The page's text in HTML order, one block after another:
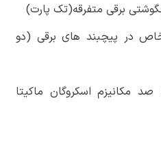
برقی متفرقه(تک پارت)
در پیچبند های برقی (دو
مکانیزم اسکروگان ماکیتا